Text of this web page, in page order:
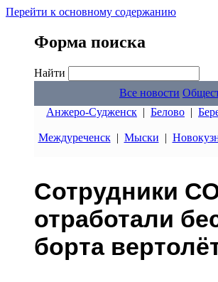
Перейти к основному содержанию
Форма поиска
Найти
Все новости
Анжеро-Судженск | Белово |
Междуреченск| Мыски |
Сотрудники
отработали
борта